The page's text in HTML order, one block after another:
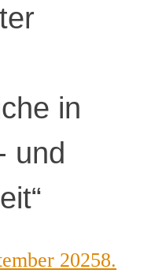
in
und
20258.